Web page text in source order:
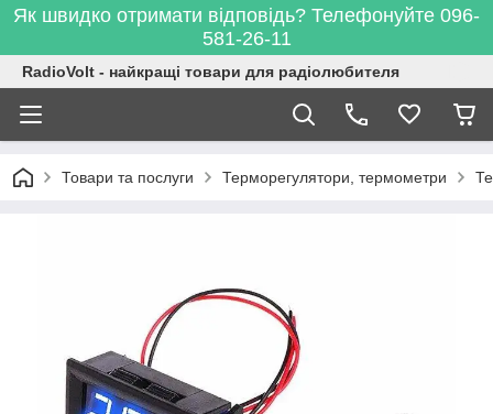
Як швидко отримати відповідь? Телефонуйте 096-
581-26-11
RadioVolt - найкращі товари для радіолюбителя
Товари та послуги Терморегулятори, термометри